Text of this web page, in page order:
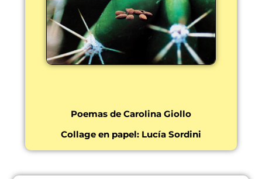
Poemas de Carolina Giollo
Collage en papel: Lucía Sordini